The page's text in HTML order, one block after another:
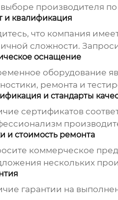
производителя
и квалификация
что компания
сложности.
оснащение
оборудование
ремонта и
и стандарты
сертификатов
и стоимость ремонта
коммерческое
нескольких
гарантии на